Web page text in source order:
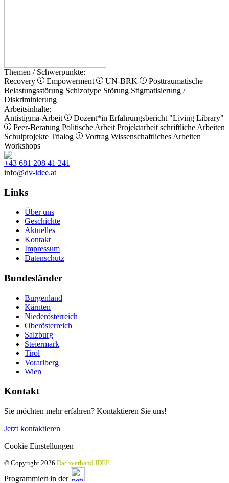
Themen / Schwerpunkte:
Recovery
Empowerment UN-BRK
Posttraumatische
Belastungsstörung Schizotype Störung Stigmatisierung /
Diskriminierung
Arbeitsinhalte:
Antistigma-Arbeit
Dozent*in Erfahrungsbericht "Living Library"
Peer-Beratung Politische Arbeit Projektarbeit schriftliche Arbeiten
Schulprojekte Trialog Vortrag Wissenschaftliches Arbeiten
Workshops
+43 681 208 41 241
info@dv-idee.at
Links
Über uns
Geschichte
Aktuelles
Kontakt
Impressum
Datenschutz
Bundesländer
Burgenland
Kärnten
Niederösterreich
Oberösterreich
Salzburg
Steiermark
Tirol
Vorarlberg
Wien
Kontakt
Sie möchten mehr erfahren? Kontaktieren Sie uns!
Jetzt kontaktieren
Cookie Einstellungen
© Copyright 2026 Dachverband IDEE
Programmiert in der